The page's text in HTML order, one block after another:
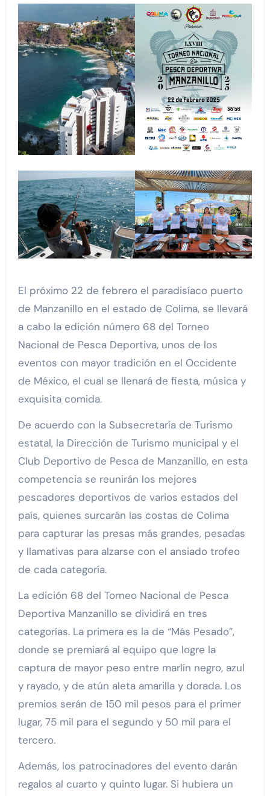
El próximo 22 de febrero el paradisíaco puerto
de Manzanillo en el estado de Colima, se llevará
a cabo la edición número 68 del Torneo
Nacional de Pesca Deportiva, unos de los
eventos con mayor tradición en el Occidente
de México, el cual se llenará de fiesta, música y
exquisita comida.
De acuerdo con la Subsecretaría de Turismo
estatal, la Dirección de Turismo municipal y el
Club Deportivo de Pesca de Manzanillo, en esta
competencia se reunirán los mejores
pescadores deportivos de varios estados del
país, quienes surcarán las costas de Colima
para capturar las presas más grandes, pesadas
y llamativas para alzarse con el ansiado trofeo
de cada categoría.
La edición 68 del Torneo Nacional de Pesca
Deportiva Manzanillo se dividirá en tres
categorías. La primera es la de “Más Pesado”,
donde se premiará al equipo que logre la
captura de mayor peso entre marlín negro, azul
y rayado, y de atún aleta amarilla y dorada. Los
premios serán de 150 mil pesos para el primer
lugar, 75 mil para el segundo y 50 mil para el
tercero.
Además, los patrocinadores del evento darán
regalos al cuarto y quinto lugar. Si hubiera un